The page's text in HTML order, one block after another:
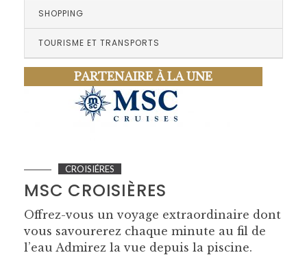
SHOPPING
TOURISME ET TRANSPORTS
PARTENAIRE À LA UNE
CROISIÉRES
MSC CROISIÈRES
Offrez-vous un voyage extraordinaire dont
vous savourerez chaque minute au fil de
l’eau Admirez la vue depuis la piscine.